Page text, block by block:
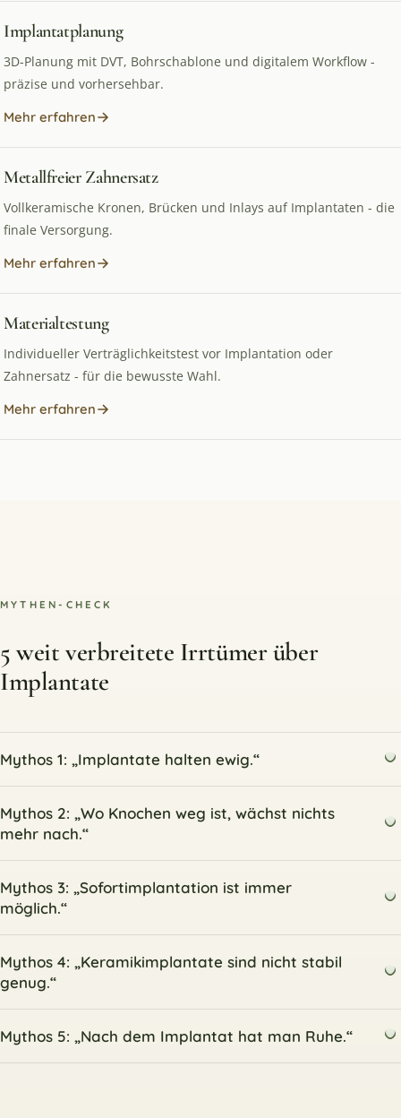
Implantatplanung
3D-Planung mit DVT, Bohrschablone und digitalem Workflow -
präzise und vorhersehbar.
Mehr erfahren
Metallfreier Zahnersatz
Vollkeramische Kronen, Brücken und Inlays auf Implantaten - die
finale Versorgung.
Mehr erfahren
Materialtestung
Individueller Verträglichkeitstest vor Implantation oder
Zahnersatz - für die bewusste Wahl.
Mehr erfahren
MYTHEN-CHECK
5 weit verbreitete Irrtümer über
Implantate
Mythos 1: „Implantate halten ewig.“
Mythos 2: „Wo Knochen weg ist, wächst nichts
mehr nach.“
Mythos 3: „Sofortimplantation ist immer
möglich.“
Mythos 4: „Keramikimplantate sind nicht stabil
genug.“
Mythos 5: „Nach dem Implantat hat man Ruhe.“